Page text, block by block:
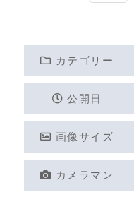
カテゴリー
公開日
画像サイズ
カメラマン